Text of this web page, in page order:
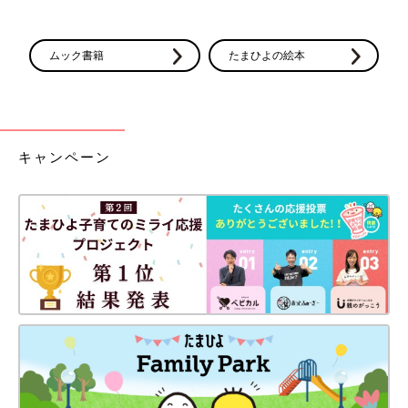
ムック書籍 たまひよの絵本
キャンペーン